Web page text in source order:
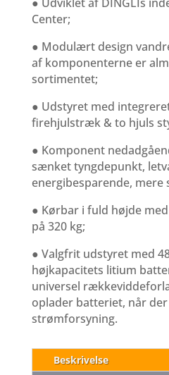
Center;
● Modulært design
af komponenterne er
sortimentet;
● Udstyret med
firehjulstræk & to hjuls
● Komponent
sænket tyngdepunkt,
energibesparende, mere
● Kørbar i fuld højde
på 320 kg;
● Valgfrit udstyret med
højkapacitets litium
universel
oplader batteriet, når
strømforsyning.
Beskrivelse